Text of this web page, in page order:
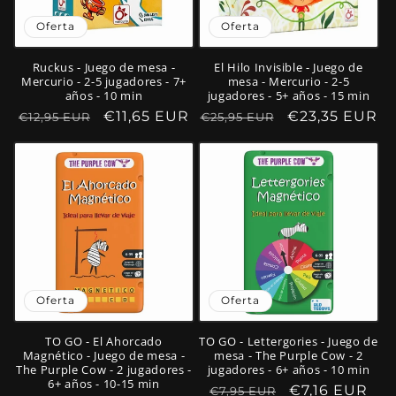
Oferta
Ruckus - Juego de mesa -
Mercurio - 2-5 jugadores - 7+
años - 10 min
Precio
€12,95 EUR
Precio
oferta
€11,65 EUR
Oferta
El Hilo Invisible - Juego de
mesa - Mercurio - 2-5
jugadores - 5+ años - 15 min
Precio
€25,95 EUR
Precio
oferta
€23,35 EUR
Oferta
TO GO - El Ahorcado
Magnético - Juego de mesa -
The Purple Cow - 2 jugadores -
6+ años - 10-15 min
Oferta
TO GO - Lettergories - Juego de
mesa - The Purple Cow - 2
jugadores - 6+ años - 10 min
Precio
€7,95 EUR
Precio
€7,16 EUR